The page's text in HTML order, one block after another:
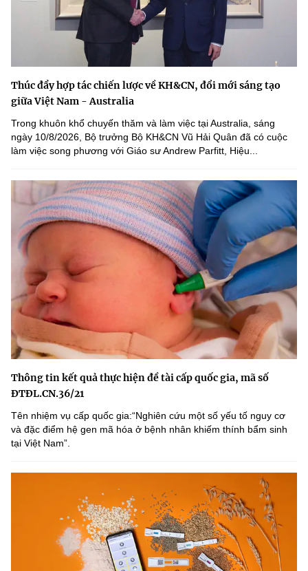
Thúc đẩy hợp tác chiến lược về KH&CN, đổi mới sáng tạo
giữa Việt Nam - Australia
Trong khuôn khổ chuyến thăm và làm việc tại Australia, sáng
ngày 10/8/2026, Bộ trưởng Bộ KH&CN Vũ Hải Quân đã có cuộc
làm việc song phương với Giáo sư Andrew Parfitt, Hiệu...
Thông tin kết quả thực hiện đề tài cấp quốc gia, mã số
ĐTĐL.CN.36/21
Tên nhiệm vụ cấp quốc gia:“Nghiên cứu một số yếu tố nguy cơ
và đặc điểm hệ gen mã hóa ở bệnh nhân khiếm thính bẩm sinh
tại Việt Nam”.